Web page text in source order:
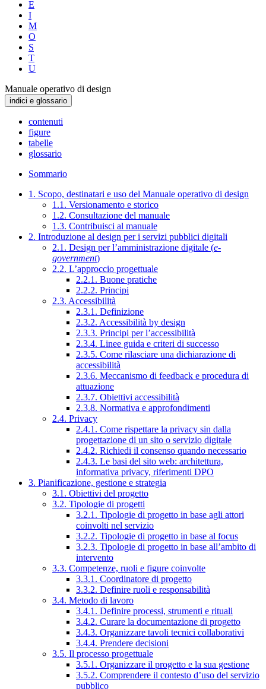
E
I
M
O
S
T
U
Manuale operativo di design
indici e glossario
contenuti
figure
tabelle
glossario
Sommario
1. Scopo, destinatari e uso del Manuale operativo di design
1.1. Versionamento e storico
1.2. Consultazione del manuale
1.3. Contribuisci al manuale
2. Introduzione al design per i servizi pubblici digitali
2.1. Design per l’amministrazione digitale (e-
government)
2.2. L’approccio progettuale
2.2.1. Buone pratiche
2.2.2. Principi
2.3. Accessibilità
2.3.1. Definizione
2.3.2. Accessibilità by design
2.3.3. Principi per l’accessibilità
2.3.4. Linee guida e criteri di successo
2.3.5. Come rilasciare una dichiarazione di
accessibilità
2.3.6. Meccanismo di feedback e procedura di
attuazione
2.3.7. Obiettivi accessibilità
2.3.8. Normativa e approfondimenti
2.4. Privacy
2.4.1. Come rispettare la privacy sin dalla
progettazione di un sito o servizio digitale
2.4.2. Richiedi il consenso quando necessario
2.4.3. Le basi del sito web: architettura,
informativa privacy, riferimenti DPO
3. Pianificazione, gestione e strategia
3.1. Obiettivi del progetto
3.2. Tipologie di progetti
3.2.1. Tipologie di progetto in base agli attori
coinvolti nel servizio
3.2.2. Tipologie di progetto in base al focus
3.2.3. Tipologie di progetto in base all’ambito di
intervento
3.3. Competenze, ruoli e figure coinvolte
3.3.1. Coordinatore di progetto
3.3.2. Definire ruoli e responsabilità
3.4. Metodo di lavoro
3.4.1. Definire processi, strumenti e rituali
3.4.2. Curare la documentazione di progetto
3.4.3. Organizzare tavoli tecnici collaborativi
3.4.4. Prendere decisioni
3.5. Il processo progettuale
3.5.1. Organizzare il progetto e la sua gestione
3.5.2. Comprendere il contesto d’uso del servizio
pubblico